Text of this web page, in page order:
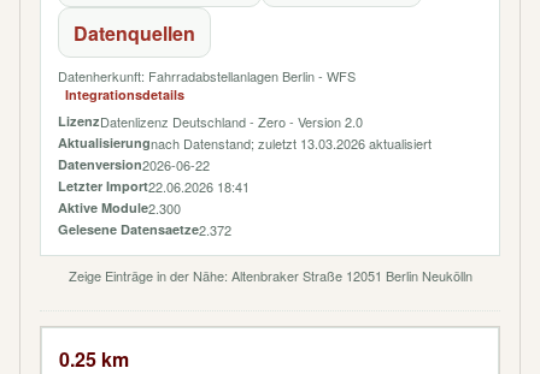
Datenquellen
Datenherkunft: Fahrradabstellanlagen Berlin - WFS
Integrationsdetails
LizenzDatenlizenz Deutschland - Zero - Version 2.0
Aktualisierungnach Datenstand; zuletzt 13.03.2026 aktualisiert
Datenversion2026-06-22
Letzter Import22.06.2026 18:41
Aktive Module2.300
Gelesene Datensaetze2.372
Zeige Einträge in der Nähe: Altenbraker Straße 12051 Berlin Neukölln
0.25 km